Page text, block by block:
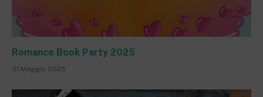
Romance Book Party 2025
31 Maggio 2025